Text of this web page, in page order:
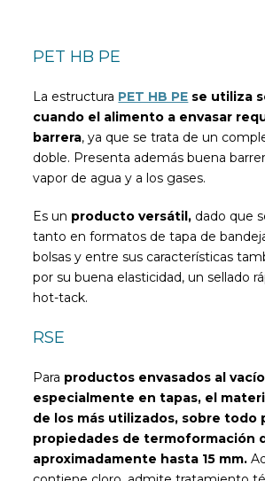
PET HB PE
La estructura PET HB PE se utiliza
cuando el alimento a envasar
barrera, ya que se trata de un
doble. Presenta además buena
vapor de agua y a los gases.
Es un producto versátil, dado que
tanto en formatos de tapa de
bolsas y entre sus características
por su buena elasticidad, un sellado
hot-tack.
RSE
Para productos envasados al
especialmente en tapas, el
de los más utilizados, sobre todo
propiedades de termoformación
aproximadamente hasta 15 mm.